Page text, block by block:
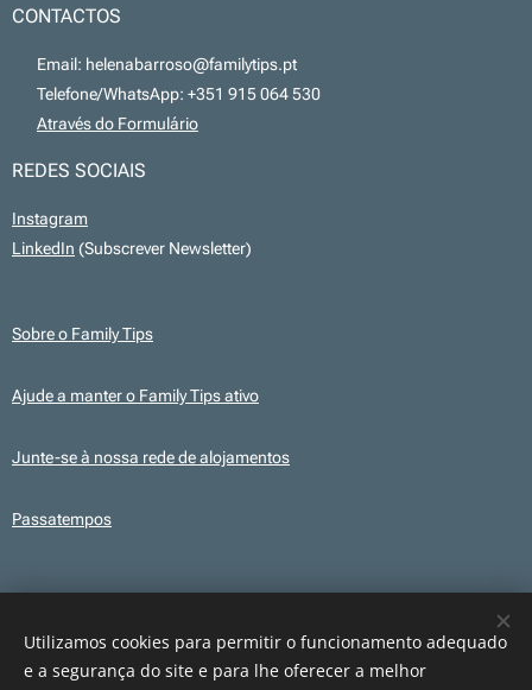
CONTACTOS
📧 Email: helenabarroso@familytips.pt
📞 Telefone/WhatsApp: +351 915 064 530
Através do Formulário
REDES SOCIAIS
Instagram
LinkedIn (Subscrever Newsletter)
Sobre o Family Tips
Ajude a manter o Family Tips ativo
Junte-se à nossa rede de alojamentos
Passatempos
Este site utiliza, em alguns conteúdos, ilustrações e elementos gráficos
criados com recurso a IA para fins ilustrativos. Os conteúdos publicados são
Utilizamos cookies para permitir o funcionamento adequado
e a segurança do site e para lhe oferecer a melhor